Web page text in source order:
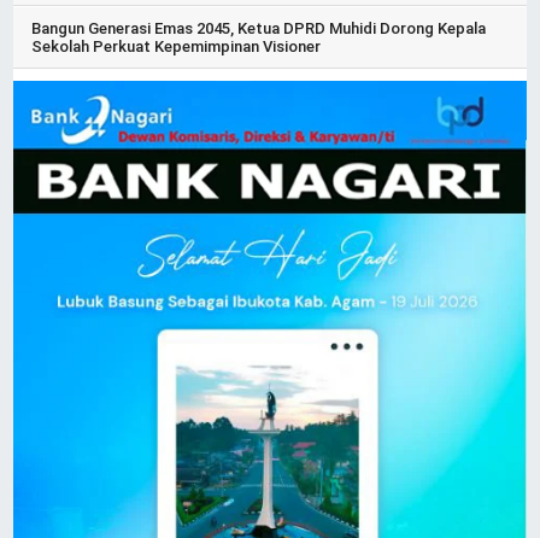
Bangun Generasi Emas 2045, Ketua DPRD Muhidi Dorong Kepala
Sekolah Perkuat Kepemimpinan Visioner